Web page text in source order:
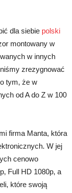
dla siebie polski
montowany w
w innych
zrezygnować
tym, że w
od A do Z w 100
firma Manta, która
W jej
cenowo
Full HD 1080p, a
które swoją